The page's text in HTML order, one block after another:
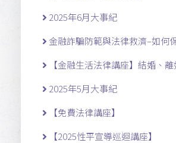
2025年6月大事紀
金融詐騙防範與法律救濟–如何
【金融生活法律講座】結婚、離
2025年5月大事紀
【免費法律講座】
【2025性平宣導巡迴講座】